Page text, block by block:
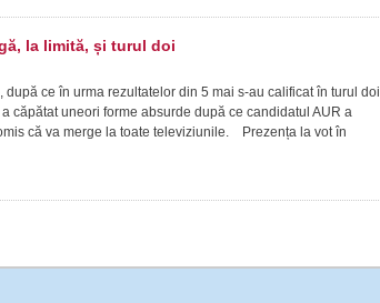
la limită, și turul doi
ce în urma rezultatelor din 5 mai s-au calificat în turul doi
căpătat uneori forme absurde după ce candidatul AUR a
că va merge la toate televiziunile. Prezența la vot în